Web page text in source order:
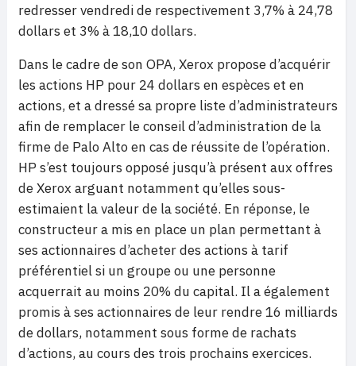
redresser vendredi de respectivement 3,7% à 24,78
dollars et 3% à 18,10 dollars.
Dans le cadre de son OPA, Xerox propose d’acquérir
les actions HP pour 24 dollars en espèces et en
actions, et a dressé sa propre liste d’administrateurs
afin de remplacer le conseil d’administration de la
firme de Palo Alto en cas de réussite de l’opération.
HP s’est toujours opposé jusqu’à présent aux offres
de Xerox arguant notamment qu’elles sous-
estimaient la valeur de la société. En réponse, le
constructeur a mis en place un plan permettant à
ses actionnaires d’acheter des actions à tarif
préférentiel si un groupe ou une personne
acquerrait au moins 20% du capital. Il a également
promis à ses actionnaires de leur rendre 16 milliards
de dollars, notamment sous forme de rachats
d’actions, au cours des trois prochains exercices.